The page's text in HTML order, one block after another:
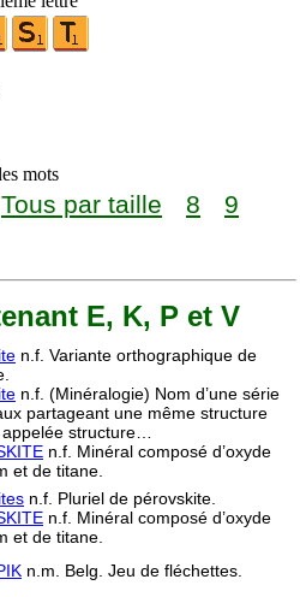
mots
Tous par taille 8
9
E, K, P et V
n.f. Variante orthographique de
n.f. (Minéralogie) Nom d’une série
partageant une même structure
structure…
n.f. Minéral composé d’oxyde
et de titane.
n.f. Pluriel de pérovskite.
n.f. Minéral composé d’oxyde
et de titane.
n.m. Belg. Jeu de fléchettes.